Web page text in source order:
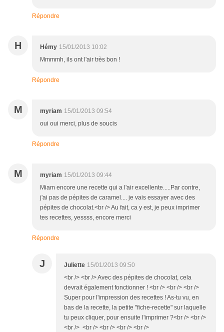
Répondre
H Hémy 15/01/2013 10:02
Mmmmh, ils ont l'air très bon !
Répondre
M myriam 15/01/2013 09:54
oui oui merci, plus de soucis
Répondre
M myriam 15/01/2013 09:44
Miam encore une recette qui a l'air excellente.....Par contre,
j'ai pas de pépites de caramel.... je vais essayer avec des
pépites de chocolat.<br /> Au fait, ca y est, je peux imprimer
tes recettes, yessss, encore merci
Répondre
J Juliette 15/01/2013 09:50
<br /> <br /> Avec des pépites de chocolat, cela
devrait également fonctionner ! <br /> <br /> <br />
Super pour l'impression des recettes ! As-tu vu, en
bas de la recette, la petite "fiche-recette" sur laquelle
tu peux cliquer, pour ensuite l'imprimer ?<br /> <br />
<br /> <br /> <br /> <br /> <br />